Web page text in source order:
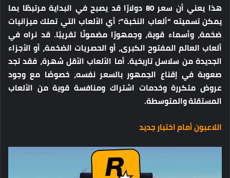
هذا يعني أن سعر 80 دولارًا قد يصبح في البداية مرتبطًا بما
يمكن تسميته “ألعاب النخبة”؛ أي الألعاب التي تملك ميزانيات
ضخمة، وأسماء قوية، وجمهورًا مضمونًا تقريبًا. قد نراه في
ألعاب العالم المفتوح الكبرى، أو الحصريات الضخمة، أو الأجزاء
الجديدة من سلاسل تاريخية. أما الألعاب الأقل شهرة، فقد تجد
صعوبة في إقناع الجمهور بالسعر نفسه، خصوصًا مع وجود
عروض متكررة وخدمات اشتراك ومنافسة قوية من الألعاب
المستقلة والمتوسطة.
اللاعبون أمام اختبار جديد